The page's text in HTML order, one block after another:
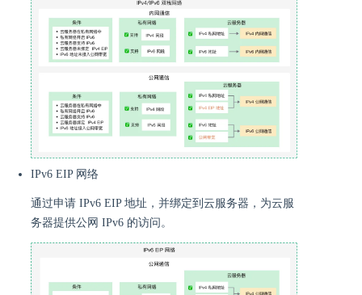
IPv6 EIP 网络
通过申请 IPv6 EIP 地址，并绑定到云服务器，为云服
务器提供公网 IPv6 的访问。